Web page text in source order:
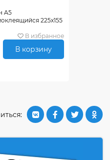
А5
225х155
В избранное
В корзину